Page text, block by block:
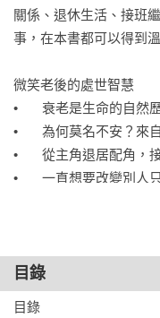
關係、退休生活、接班
事，在本書都可以得到
微笑老後的處世智慧
•	衰老是生命的自然歷程，極力抗拒變老，只會變得不快樂
•	為何莫名不安？來自與他人無謂的比較
•	從主角退居配角，接受新的角色，就會變成很棒的長者
•	一直想要改變別人只會帶來痛苦，一旦放下萬事解決
處
•	陷入憂慮未來、懊悔過去的時候，利用冥想把心拉回現在
目錄
目錄